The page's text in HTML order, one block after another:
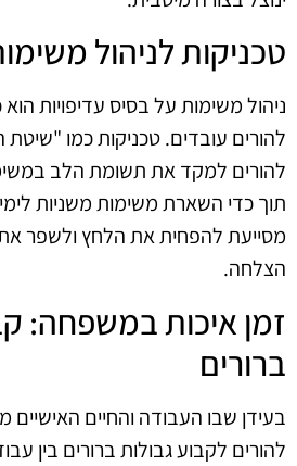
טכניקות לניהול
ניהול משימות על בסיס עדיפויות הוא
להורים עובדים. טכניקות כמו
להורים למקד את תשומת הלב
תוך כדי השארת משימות משניות
מסייעת להפחית את הלחץ ולשפר
הצלחה.
זמן איכות במשפחה:
ברורים
בעידן שבו העבודה והחיים
להורים לקבוע גבולות ברורים בין